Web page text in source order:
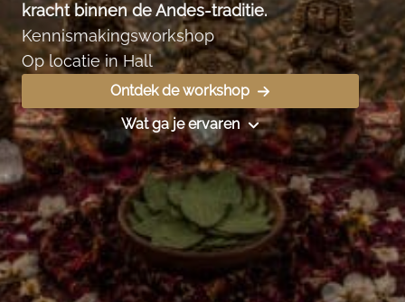
kracht binnen de Andes-traditie.
Kennismakingsworkshop
Op locatie in Hall
Ontdek de workshop
Wat ga je ervaren